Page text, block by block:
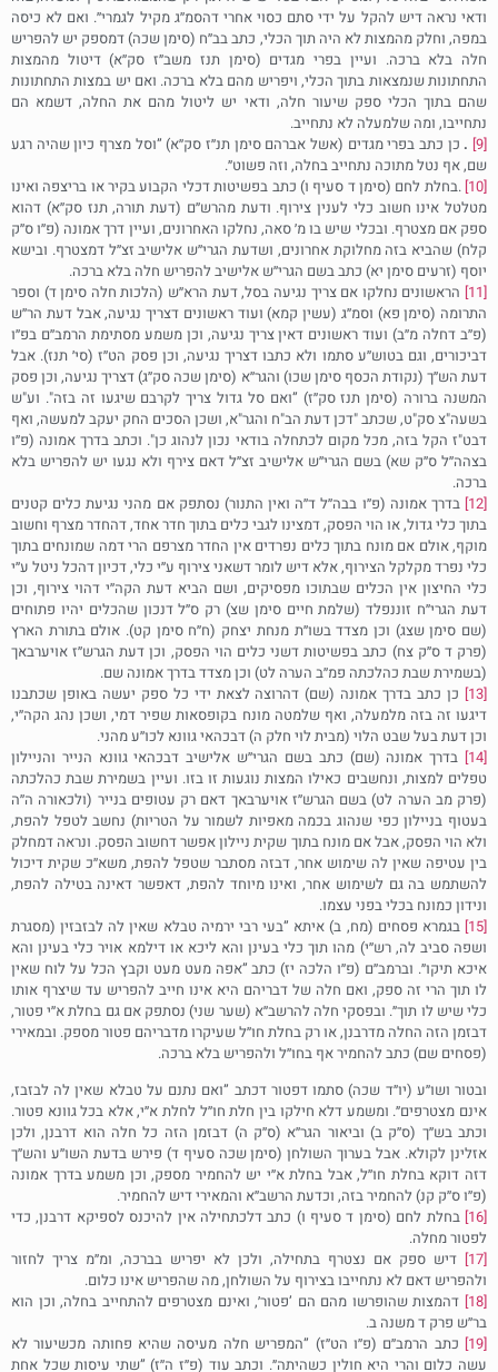
ודאי נראה דיש להקל על ידי סתם כסוי אחרי דהסמ׳׳ג מקיל לגמרי׳׳. ואם לא כיסה
במפה, וחלק מהמצות לא היה תוך הכלי, כתב בב׳׳ח (סימן שכה) דמספק יש להפריש
חלה בלא ברכה. ועיין בפרי מגדים (סימן תנז משב״ז סק׳׳א) דיטול מהמצות
התחתונות שנמצאות בתוך הכלי, ויפריש מהם בלא ברכה. ואם יש במצות התחתונות
שהם בתוך הכלי ספק שיעור חלה, ודאי יש ליטול מהם את החלה, דשמא הם
נתחייבו, ומה שלמעלה לא נתחייב.
[9]
. כן כתב בפרי מגדים (אשל אברהם סימן תנ׳׳ז סק׳׳א) ”וסל מצרף כיון שהיה רגע
שם, אף נטל מתוכה נתחייב בחלה, וזה פשוט״.
[10]
.בחלת לחם (סימן ד סעיף ו) כתב בפשיטות דכלי הקבוע בקיר או בריצפה ואינו
מטלטל אינו חשוב כלי לענין צירוף. ודעת מהרש׳׳ם (דעת תורה, תנז סק׳׳א) דהוא
ספק אם מצטרף. ובכלי שיש בו מ׳ סאה, נחלקו האחרונים, ועיין דרך אמונה (פ׳׳ו ס׳׳ק
קלח) שהביא בזה מחלוקת אחרונים, ושדעת הגרי׳׳ש אלישיב זצ׳׳ל דמצטרף. ובישא
יוסף (זרעים סימן יא) כתב בשם הגרי׳׳ש אלישיב להפריש חלה בלא ברכה.
[11]
הראשונים נחלקו אם צריך נגיעה בסל, דעת הרא׳׳ש (הלכות חלה סימן ד) וספר
התרומה (סימן פא) וסמ׳׳ג (עשין קמא) ועוד ראשונים דצריך נגיעה, אבל דעת הר׳׳ש
(פ׳׳ב דחלה מ׳׳ב) ועוד ראשונים דאין צריך נגיעה, וכן משמע מסתימת הרמב׳׳ם בפ׳׳ו
דביכורים, וגם בטוש׳׳ע סתמו ולא כתבו דצריך נגיעה, וכן פסק הט׳׳ז (סי׳ תנז). אבל
דעת הש׳׳ך (נקודת הכסף סימן שכו) והגר׳׳א (סימן שכה סק׳׳ג) דצריך נגיעה, וכן פסק
המשנה ברורה (סימן תנז סק׳׳ז) ”ואם סל גדול צריך לקרבם שיגעו זה בזה". וע"ש
בשעה"צ סק"ט, שכתב "דכן דעת הב"ח והגר"א, ושכן הסכים החק יעקב למעשה, ואף
דבט"ז הקל בזה, מכל מקום לכתחלה בודאי נכון לנהוג כן". וכתב בדרך אמונה (פ׳׳ו
בצהה׳׳ל ס׳׳ק שא) בשם הגרי׳׳ש אלישיב זצ׳׳ל דאם צירף ולא נגעו יש להפריש בלא
ברכה.
[12]
בדרך אמונה (פ׳׳ו בבה׳׳ל ד׳׳ה ואין התנור) נסתפק אם מהני נגיעת כלים קטנים
בתוך כלי גדול, או הוי הפסק, דמצינו לגבי כלים בתוך חדר אחד, דהחדר מצרף וחשוב
מוקף, אולם אם מונח בתוך כלים נפרדים אין החדר מצרפם הרי דמה שמונחים בתוך
כלי נפרד מקלקל הצירוף, אלא דיש לומר דשאני צירוף ע׳׳י כלי, דכיון דהכל ניטל ע׳׳י
כלי החיצון אין הכלים שבתוכו מפסיקים, ושם הביא דעת הקה׳׳י דהוי צירוף, וכן
דעת הגרי׳׳ח זוננפלד (שלמת חיים סימן שצ) רק ס׳׳ל דנכון שהכלים יהיו פתוחים
(שם סימן שצג) וכן מצדד בשו׳׳ת מנחת יצחק (ח׳׳ח סימן קט). אולם בתורת הארץ
(פרק ד ס׳׳ק צח) כתב בפשיטות דשני כלים הוי הפסק, וכן דעת הגרש׳׳ז אויערבאך
(בשמירת שבת כהלכתה פמ׳׳ב הערה לט) וכן מצדד בדרך אמונה שם.
[13]
כן כתב בדרך אמונה (שם) דהרוצה לצאת ידי כל ספק יעשה באופן שכתבנו
דיגעו זה בזה מלמעלה, ואף שלמטה מונח בקופסאות שפיר דמי, ושכן נהג הקה׳׳י,
וכן דעת בעל שבט הלוי (מבית לוי חלק ה) דבכהאי גוונא לכו׳׳ע מהני.
[14]
בדרך אמונה (שם) כתב בשם הגרי׳׳ש אלישיב דבכהאי גוונא הנייר והניילון
טפלים למצות, ונחשבים כאילו המצות נוגעות זו בזו. ועיין בשמירת שבת כהלכתה
(פרק מב הערה לט) בשם הגרש׳׳ז אויערבאך דאם רק עטופים בנייר (ולכאורה ה׳׳ה
בעטוף בניילון כפי שנהוג בכמה מאפיות לשמור על הטריות) נחשב לטפל להפת,
ולא הוי הפסק, אבל אם מונח בתוך שקית ניילון אפשר דחשוב הפסק. ונראה דמחלק
בין עטיפה שאין לה שימוש אחר, דבזה מסתבר שטפל להפת, משא׳׳כ שקית דיכול
להשתמש בה גם לשימוש אחר, ואינו מיוחד להפת, דאפשר דאינה בטילה להפת,
ונידון כמונח בכלי בפני עצמו.
[15]
בגמרא פסחים (מח, ב) איתא ”בעי רבי ירמיה טבלא שאין לה לבזבזין (מסגרת
ושפה סביב לה, רש׳׳י) מהו תוך כלי בעינן והא ליכא או דילמא אויר כלי בעינן והא
איכא תיקו״. וברמב׳׳ם (פ׳׳ו הלכה יז) כתב ”אפה מעט מעט וקבץ הכל על לוח שאין
לו תוך הרי זה ספק, ואם חלה של דבריהם היא אינו חייב להפריש עד שיצרף אותו
כלי שיש לו תוך״. ובפסקי חלה להרשב׳׳א (שער שני) נסתפק אם גם בחלת א׳׳י פטור,
דבזמן הזה החלה מדרבנן, או רק בחלת חו׳׳ל שעיקרו מדבריהם פטור מספק. ובמאירי
(פסחים שם) כתב להחמיר אף בחו׳׳ל ולהפריש בלא ברכה.
ובטור ושו׳׳ע (יו״ד שכה) סתמו דפטור דכתב ”ואם נתנם על טבלא שאין לה לבזבז,
אינם מצטרפים״. ומשמע דלא חילקו בין חלת חו׳׳ל לחלת א׳׳י, אלא בכל גוונא פטור.
וכתב בש׳׳ך (ס׳׳ק ב) וביאור הגר׳׳א (ס׳׳ק ה) דבזמן הזה כל חלה הוא דרבנן, ולכן
אזלינן לקולא. אבל בערוך השולחן (סימן שכה סעיף ד) פירש בדעת השו׳׳ע והש׳׳ך
דזה דוקא בחלת חו׳׳ל, אבל בחלת א׳׳י יש להחמיר מספק, וכן משמע בדרך אמונה
(פ׳׳ו ס׳׳ק קנ) להחמיר בזה, וכדעת הרשב׳׳א והמאירי דיש להחמיר.
[16]
בחלת לחם (סימן ד סעיף ו) כתב דלכתחילה אין להיכנס לספיקא דרבנן, כדי
לפטור מחלה.
[17]
דיש ספק אם נצטרף בתחילה, ולכן לא יפריש בברכה, ומ׳׳מ צריך לחזור
ולהפריש דאם לא נתחייבו בצירוף על השולחן, מה שהפריש אינו כלום.
[18]
דהמצות שהופרשו מהם הם ’פטור׳, ואינם מצטרפים להתחייב בחלה, וכן הוא
בר׳׳ש פרק ד משנה ב.
[19]
כתב הרמב׳׳ם (פ׳׳ו הט׳׳ז) ”המפריש חלה מעיסה שהיא פחותה מכשיעור לא
עשה כלום והרי היא חולין כשהיתה״. וכתב עוד (פ׳׳ז ה׳׳ז) ”שתי עיסות שכל אחת